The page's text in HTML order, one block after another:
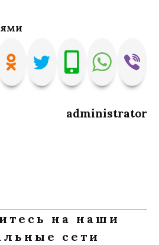
administrator
на наши
сети